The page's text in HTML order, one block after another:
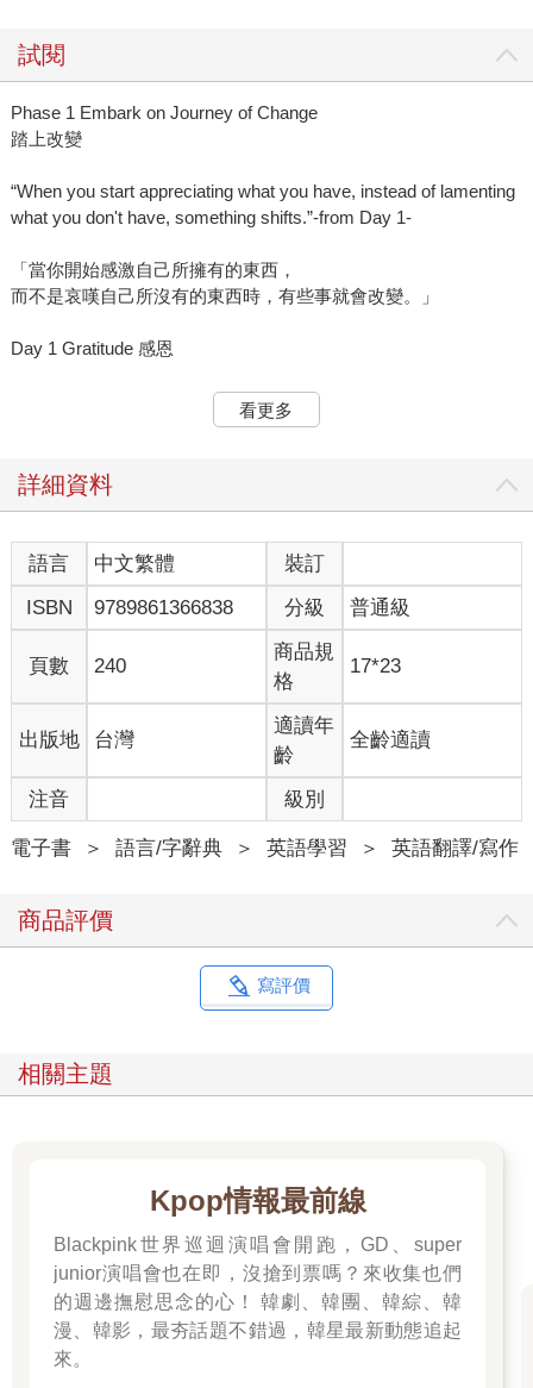
試閱
Phase 1 Embark on Journey of Change
踏上改變
“When you start appreciating what you have, instead of lamenting
what you don't have, something shifts.”-from Day 1-
「當你開始感激自己所擁有的東西，
而不是哀嘆自己所沒有的東西時，有些事就會改變。」
Day 1 Gratitude 感恩
Gratitude is like a magical lens that changes how you see things.
When you start appreciating what you have, instead of lamenting
have multiplies in value. It's not about having a lot—it’s about
to be thankful for, can change the way you view life. It's about
realizing that even the simplest things can bring joy, and in
recognizing that, you find contentment. It’s really an awesome
way to live.
感恩就像一個神奇的鏡片，可以改變你看待事物的方式。當你開
始感激自己所 擁有的東西，而不是哀嘆自己所沒有的東西時，有
些事就會改變。就像突然之 間，你所擁有的事物價值倍增。重要
的不是你擁有很多，而是珍惜你所擁有的。 這就是真正感到富有
的祕訣。因此，即使在艱難的日子裡，你也要找到一些值 得感激
的事情，無論是多麼小的事情，都可以改變你看待人生的方式。
lament 哀嘆
看更多
詳細資料
語言 中文繁體
裝訂
ISBN
9789861366838 分級 普通級
頁數 240
商品規
格
17*23
出版地 台灣
適讀年
齡
全齡適讀
注音 級別
電子書 ＞ 語言/字辭典 ＞ 英語學習 ＞ 英語翻譯/寫作
商品評價
寫評價
相關主題
Kpop情報最前線
Blackpink世界巡迴演唱會開跑，GD、super
junior演唱會也在即，沒搶到票嗎？來收集也們
的週邊撫慰思念的心！ 韓劇、韓團、韓綜、韓
漫、韓影，最夯話題不錯過，韓星最新動態追起
來。